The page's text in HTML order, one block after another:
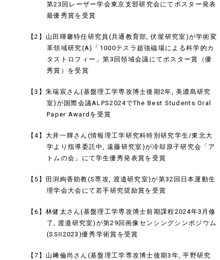
第23回レーザー学会東京支部研究会にてポスター発表
最優秀賞を受賞
【2】山田暉馨特任研究員(共通教育部, 伏屋研究室)が学術変
革領域研究(A)「1000テスラ超強磁場による科学的カ
タストロフィー」第3回領域会議にてポスター賞（優
秀賞）を受賞
【3】朱瑞宸さん(基盤理工学専攻博士後期2年, 美濃島研究
室)が国際会議ALPS2024でThe Best Students Oral
Paper Awardを受賞
【4】大井一輝さん(情報理工学研究科特別研究学生/東北大
学より指導委託中, 遠藤研究室)が冷却原子研究会「ア
トムの会」にて学生優秀発表賞を受賞
【5】田渕絢香助教(S専攻, 渡邉研究室)が第32回日本運動生
理学会大会にて若手研究奨励賞を受賞
【6】林健太さん(基盤理工学専攻博士前期課程2024年3月修
了, 渡邉研究室)が第29回画像センシングシンポジウム
(SSII2023)優秀学術賞を受賞
【7】山﨑倫尚さん(基盤理工学専攻博士後期3年, 平野研究